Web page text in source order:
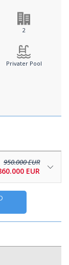
2
Privater Pool
950.000 EUR
EUR